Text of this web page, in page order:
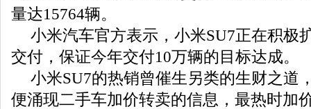
量达15764辆。
小米汽车官方表示，小米SU7正在积极
交付，保证今年交付10万辆的目标达成。
小米SU7的热销曾催生另类的生财之道
便涌现二手车加价转卖的信息，最热时加